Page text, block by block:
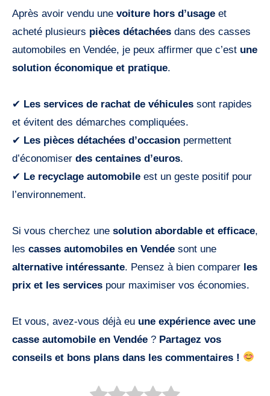
Après avoir vendu une voiture hors d’usage et
acheté plusieurs pièces détachées dans des casses
automobiles en Vendée, je peux affirmer que c’est une
solution économique et pratique.
✔ Les services de rachat de véhicules sont rapides
et évitent des démarches compliquées.
✔ Les pièces détachées d’occasion permettent
d’économiser des centaines d’euros.
✔ Le recyclage automobile est un geste positif pour
l’environnement.
Si vous cherchez une solution abordable et efficace,
les casses automobiles en Vendée sont une
alternative intéressante. Pensez à bien comparer les
prix et les services pour maximiser vos économies.
Et vous, avez-vous déjà eu une expérience avec une
casse automobile en Vendée ? Partagez vos
conseils et bons plans dans les commentaires !